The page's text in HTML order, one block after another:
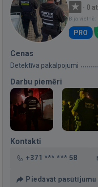
· 0
Bija vietnē:
PRO
Cenas
Detektīva pakalpojumi
Darbu piemēri
Kontakti
+371 *** *** 58
Piedāvāt pasūtījumu